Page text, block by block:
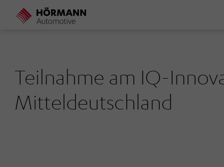
Teilnahme am IQ-
Mitteldeutschland